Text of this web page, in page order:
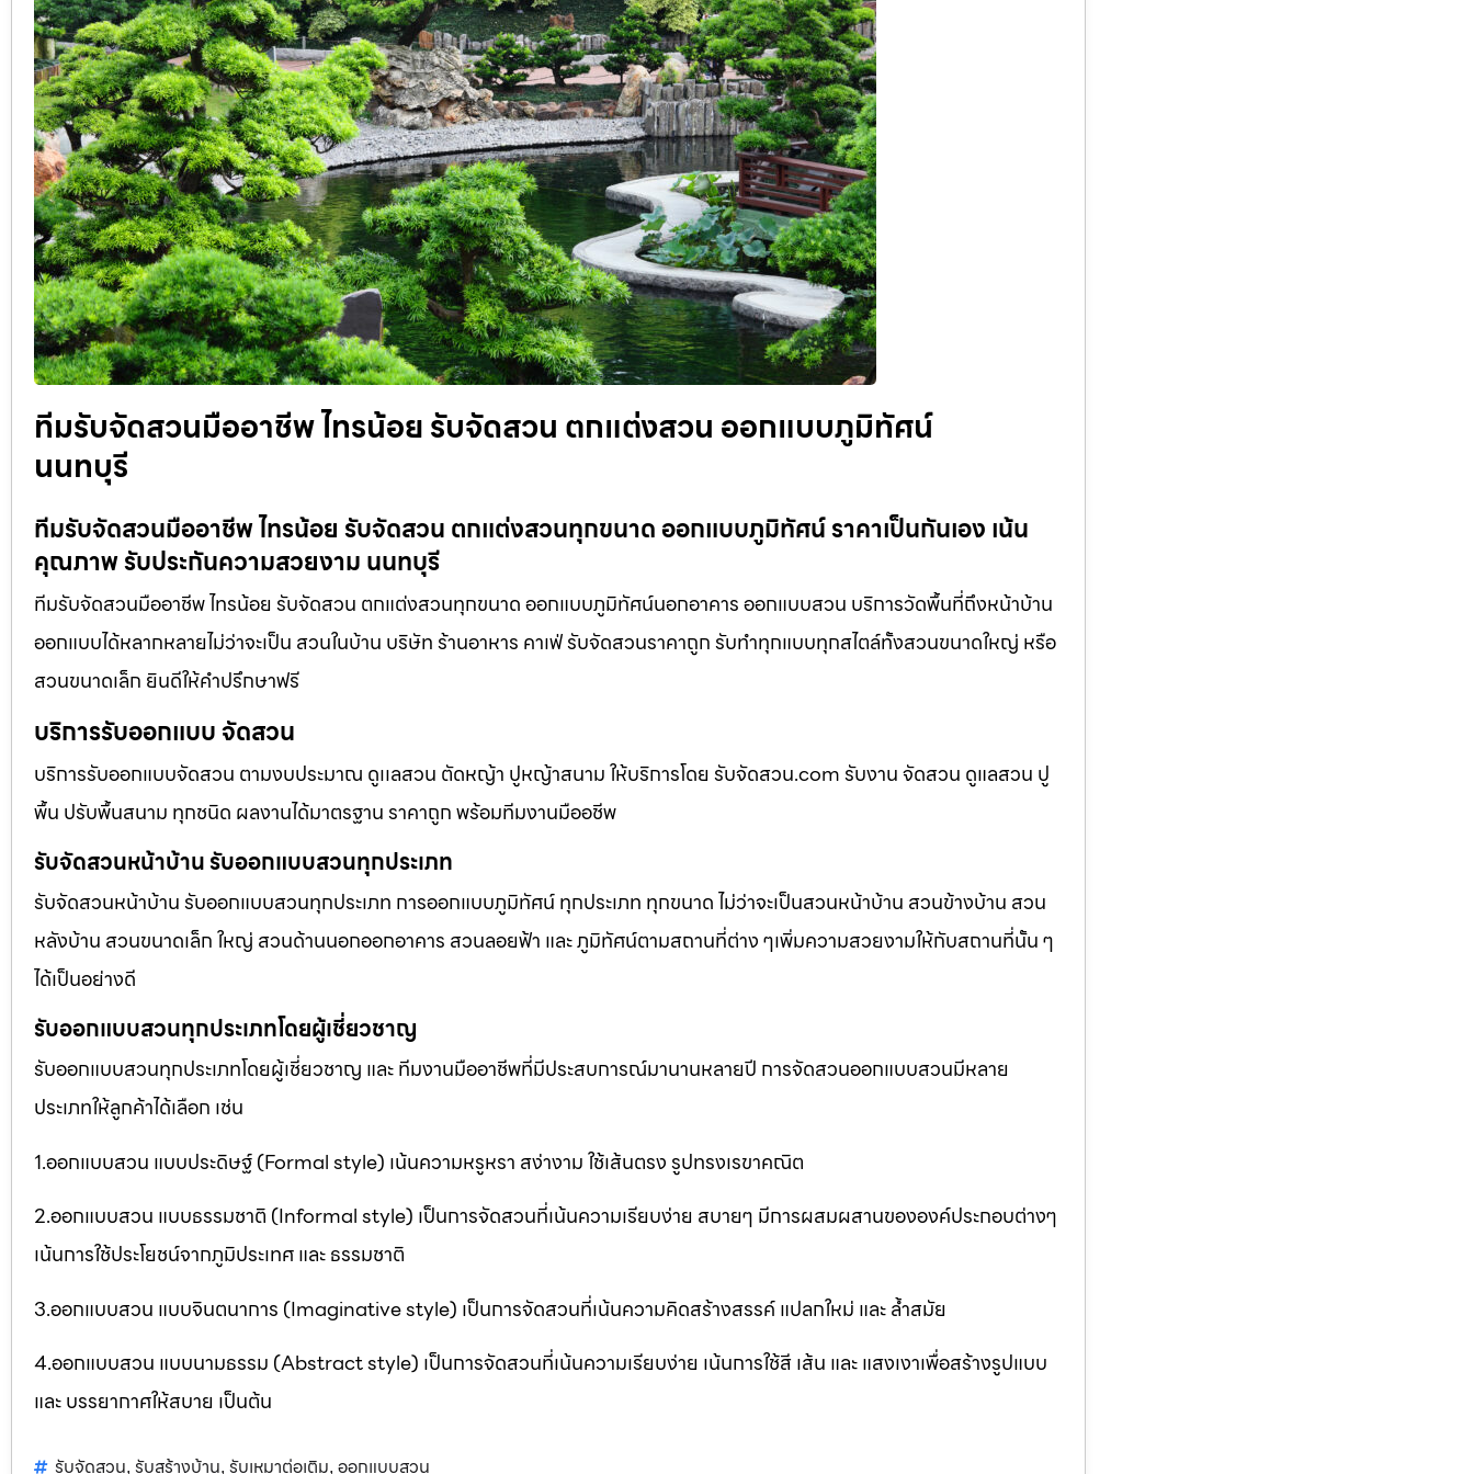
ทีมรับจัดสวนมืออาชีพ ไทรน้อย รับจัดสวน ตกแต่งสวน ออกแบบภูมิทัศน์
นนทบุรี
ทีมรับจัดสวนมืออาชีพ ไทรน้อย รับจัดสวน ตกแต่งสวนทุกขนาด ออกแบบภูมิทัศน์ ราคาเป็นกันเอง เน้น
คุณภาพ รับประกันความสวยงาม นนทบุรี
ทีมรับจัดสวนมืออาชีพ ไทรน้อย รับจัดสวน ตกแต่งสวนทุกขนาด ออกแบบภูมิทัศน์นอกอาคาร ออกแบบสวน บริการวัดพื้นที่ถึงหน้าบ้าน
ออกแบบได้หลากหลายไม่ว่าจะเป็น สวนในบ้าน บริษัท ร้านอาหาร คาเฟ่ รับจัดสวนราคาถูก รับทำทุกแบบทุกสไตล์ทั้งสวนขนาดใหญ่ หรือ
สวนขนาดเล็ก ยินดีให้คำปรึกษาฟรี
บริการรับออกแบบ จัดสวน
บริการรับออกแบบจัดสวน ตามงบประมาณ ดูเเลสวน ตัดหญ้า ปูหญ้าสนาม ให้บริการโดย รับจัดสวน.com รับงาน จัดสวน ดูแลสวน ปู
พื้น ปรับพื้นสนาม ทุกชนิด ผลงานได้มาตรฐาน ราคาถูก พร้อมทีมงานมืออชีพ
รับจัดสวนหน้าบ้าน รับออกแบบสวนทุกประเภท
รับจัดสวนหน้าบ้าน รับออกแบบสวนทุกประเภท การออกแบบภูมิทัศน์ ทุกประเภท ทุกขนาด ไม่ว่าจะเป็นสวนหน้าบ้าน สวนข้างบ้าน สวน
หลังบ้าน สวนขนาดเล็ก ใหญ่ สวนด้านนอกออกอาคาร สวนลอยฟ้า และ ภูมิทัศน์ตามสถานที่ต่าง ๆเพิ่มความสวยงามให้กับสถานที่นั้น ๆ
ได้เป็นอย่างดี
รับออกแบบสวนทุกประเภทโดยผู้เชี่ยวชาญ
รับออกแบบสวนทุกประเภทโดยผู้เชี่ยวชาญ และ ทีมงานมืออาชีพที่มีประสบการณ์มานานหลายปี การจัดสวนออกแบบสวนมีหลาย
ประเภทให้ลูกค้าได้เลือก เช่น
1.ออกแบบสวน แบบประดิษฐ์ (Formal style) เน้นความหรูหรา สง่างาม ใช้เส้นตรง รูปทรงเรขาคณิต
2.ออกแบบสวน แบบธรรมชาติ (Informal style) เป็นการจัดสวนที่เน้นความเรียบง่าย สบายๆ มีการผสมผสานขององค์ประกอบต่างๆ
เน้นการใช้ประโยชน์จากภูมิประเทศ และ ธรรมชาติ
3.ออกแบบสวน แบบจินตนาการ (Imaginative style) เป็นการจัดสวนที่เน้นความคิดสร้างสรรค์ แปลกใหม่ และ ล้ำสมัย
4.ออกแบบสวน แบบนามธรรม (Abstract style) เป็นการจัดสวนที่เน้นความเรียบง่าย เน้นการใช้สี เส้น และ แสงเงาเพื่อสร้างรูปแบบ
และ บรรยากาศให้สบาย เป็นต้น
รับจัดสวน, รับสร้างบ้าน, รับเหมาต่อเติม, ออกแบบสวน